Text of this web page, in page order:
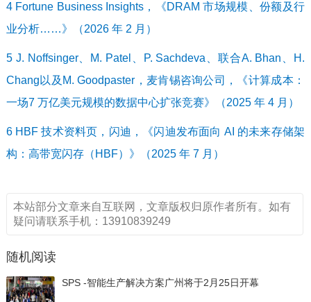
4 Fortune Business Insights，《DRAM 市场规模、份额及行
业分析……》（2026 年 2 月）
5 J. Noffsinger、M. Patel、P. Sachdeva、联合A. Bhan、H.
Chang以及M. Goodpaster，麦肯锡咨询公司，《计算成本：
一场7 万亿美元规模的数据中心扩张竞赛》（2025 年 4 月）
6 HBF 技术资料页，闪迪，《闪迪发布面向 AI 的未来存储架
构：高带宽闪存（HBF）》（2025 年 7 月）
本站部分文章来自互联网，文章版权归原作者所有。如有
疑问请联系手机：13910839249
随机阅读
SPS -智能生产解决方案广州将于2月25日开幕